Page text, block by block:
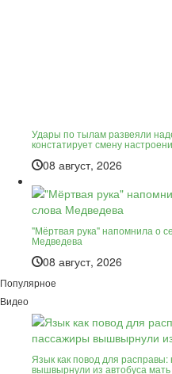
Удары по тылам развеяли
констатирует смену
08 август, 2026
"Мёртвая рука" напомнила о
Медведева
08 август, 2026
Популярное
Видео
Язык как повод для
вышвырнули из автобуса